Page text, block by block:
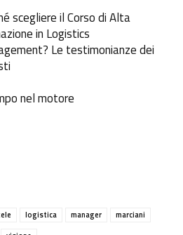
scegliere il Corso di Alta
in Logistics
Le testimonianze dei
nel motore
logistica manager
marciani